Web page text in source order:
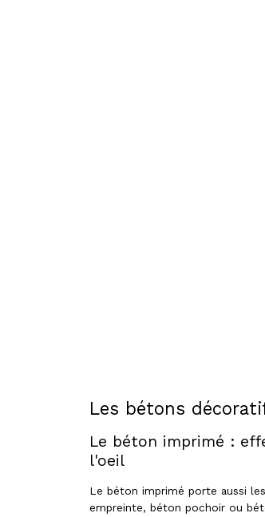
Les bétons
Le béton imprimé :
l'oeil
Le béton imprimé porte aussi
empreinte, béton pochoir ou